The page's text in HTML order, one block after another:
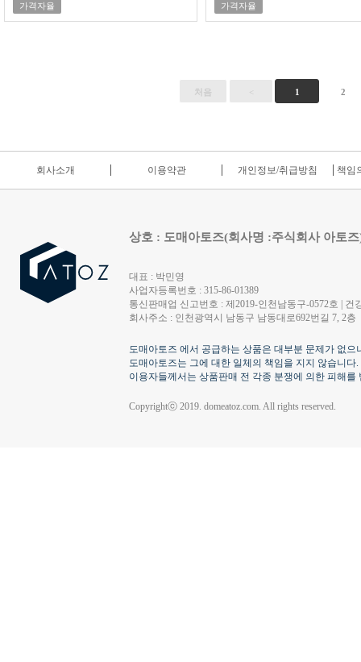
가격자율 가격자율
처음 < 1 2
회사소개 이용약관 개인정보/취급방침 책임
상호 : 도매아토즈(회사명 :주식회사 아토
대표 : 박민영
사업자등록번호 : 315-86-01389
통신판매업 신고번호 : 제2019-인천남동구-0572호 | 건
회사주소 : 인천광역시 남동구 남동대로692번길 7, 2층
도매아토즈 에서 공급하는 상품은 대부분 문제가 없
도매아토즈는 그에 대한 일체의 책임을 지지 않습니다.
이용자들께서는 상품판매 전 각종 분쟁에 의한 피해
Copyrightⓒ 2019. domeatoz.com. All rights reserved.